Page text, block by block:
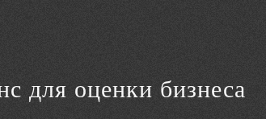
для оценки бизнеса